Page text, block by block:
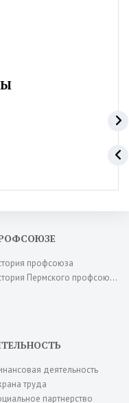
профсоюза
Пермского профсоюза
деятельность
труда
партнерство